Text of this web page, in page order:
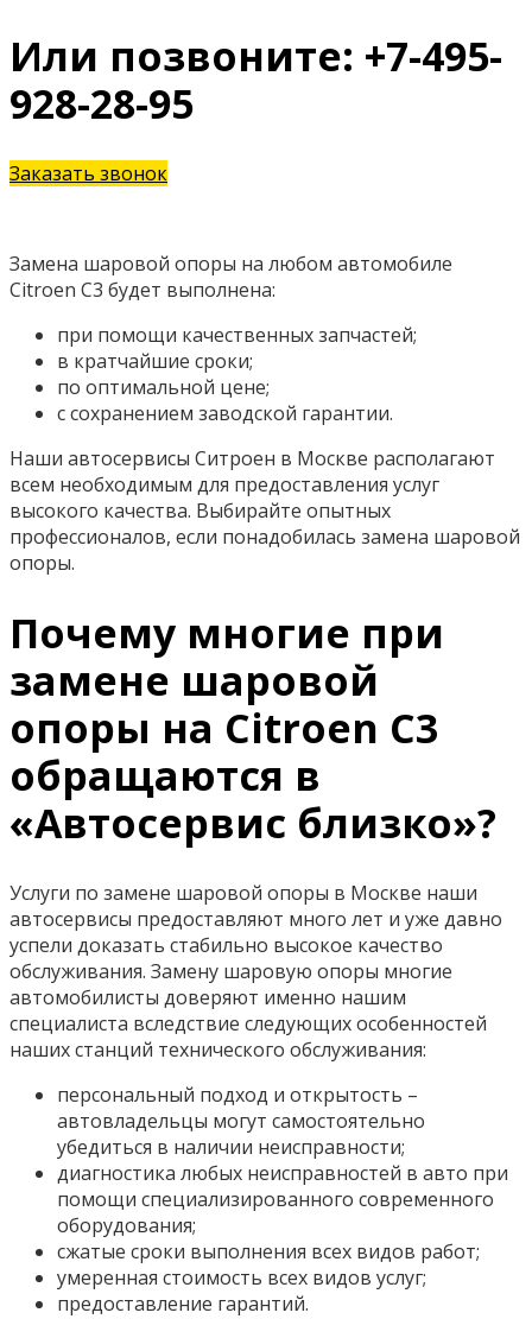
Или позвоните: +7-495-
928-28-95
Заказать звонок
Замена шаровой опоры на любом автомобиле
Citroen C3 будет выполнена:
при помощи качественных запчастей;
в кратчайшие сроки;
по оптимальной цене;
с сохранением заводской гарантии.
Наши автосервисы Ситроен в Москве располагают
всем необходимым для предоставления услуг
высокого качества. Выбирайте опытных
профессионалов, если понадобилась замена шаровой
опоры.
Почему многие при
замене шаровой
опоры на Citroen C3
обращаются в
«Автосервис близко»?
Услуги по замене шаровой опоры в Москве наши
автосервисы предоставляют много лет и уже давно
успели доказать стабильно высокое качество
обслуживания. Замену шаровую опоры многие
автомобилисты доверяют именно нашим
специалиста вследствие следующих особенностей
наших станций технического обслуживания:
персональный подход и открытость –
автовладельцы могут самостоятельно
убедиться в наличии неисправности;
диагностика любых неисправностей в авто при
помощи специализированного современного
оборудования;
сжатые сроки выполнения всех видов работ;
умеренная стоимость всех видов услуг;
предоставление гарантий.